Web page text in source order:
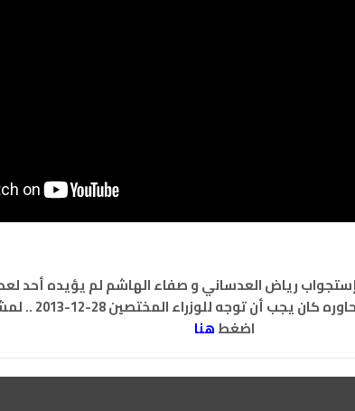
رياض العدساني و صفاء الهاشم لم يؤيده أحد
جابر المبارك فند
اضغطهنا